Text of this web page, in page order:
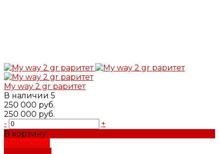
My way 2 gr раритет
В наличии 5
250 000 руб.
250 000 руб.
-
+
В корзину
Добавлено